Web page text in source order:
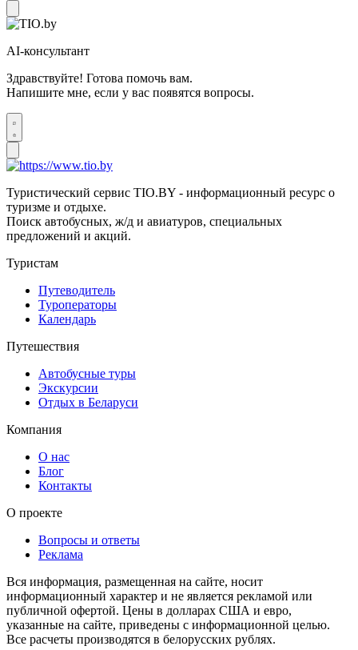
AI-консультант
Здравствуйте! Готова помочь вам.
Напишите мне, если у вас появятся вопросы.
Туристический сервис TIO.BY - информационный ресурс о
туризме и отдыхе.
Поиск автобусных, ж/д и авиатуров, специальных
предложений и акций.
Туристам
Путеводитель
Туроператоры
Календарь
Путешествия
Автобусные туры
Экскурсии
Отдых в Беларуси
Компания
О нас
Блог
Контакты
О проекте
Вопросы и ответы
Реклама
Вся информация, размещенная на сайте, носит
информационный характер и не является рекламой или
публичной офертой. Цены в долларах США и евро,
указанные на сайте, приведены с информационной целью.
Все расчеты производятся в белорусских рублях.